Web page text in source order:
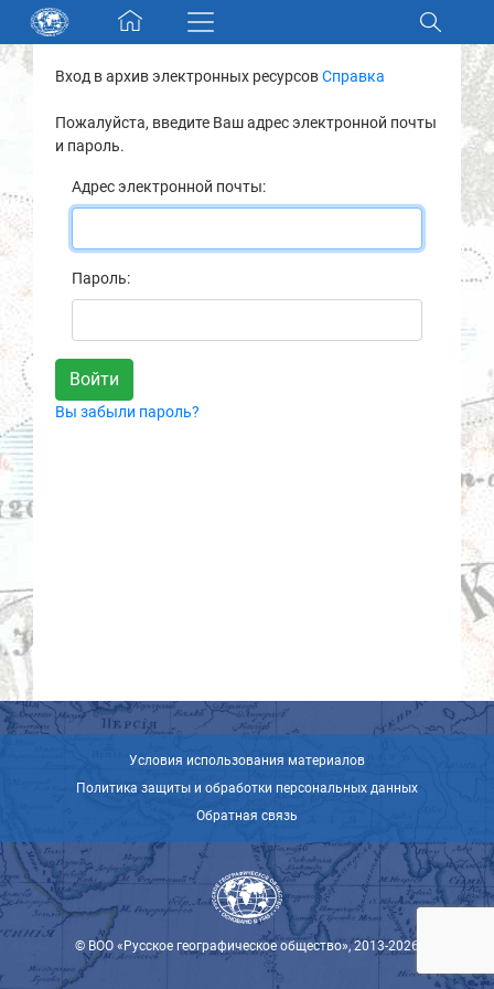
Skip navigation
Разделы и коллекции
Электронный каталог
Новости
О нас
Контакты
Партнеры
Вход в архив электронных ресурсовСправка
Пожалуйста, введите Ваш адрес электронной почты
и пароль.
Адрес электронной почты:
Пароль:
Вы забыли пароль?
Условия использования материалов
Политика защиты и обработки персональных данных
Обратная связь
© ВОО «Русское географическое общество», 2013-2026